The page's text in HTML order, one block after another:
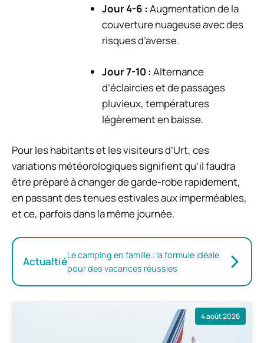
Jour 4-6 : Augmentation de la
couverture nuageuse avec des
risques d’averse.
Jour 7-10 : Alternance
d’éclaircies et de passages
pluvieux, températures
légèrement en baisse.
Pour les habitants et les visiteurs d’Urt, ces
variations météorologiques signifient qu’il faudra
être préparé à changer de garde-robe rapidement,
en passant des tenues estivales aux imperméables,
et ce, parfois dans la même journée.
ActualtiéLe camping en famille : la formule idéale
pour des vacances réussies
4 août 2026